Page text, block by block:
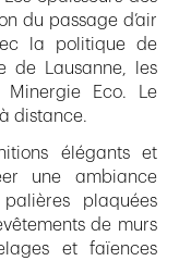
du passage d’air
la politique de
de Lausanne, les
Eco. Le
distance.
élégants et
une ambiance
plaquées
de murs
et faïences